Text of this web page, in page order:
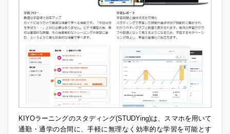
KIYOラーニングのスタディング(STUDYing)は、スマホを用いて
通勤・通学の合間に、手軽に無理なく効率的な学習を可能とす